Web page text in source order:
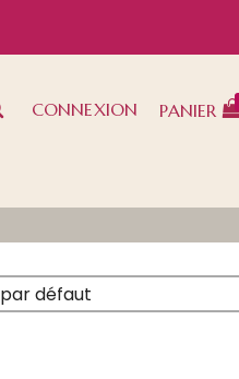
CONNEXION PANIER